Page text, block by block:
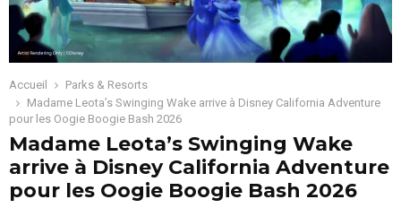
Accueil
Parks & Resorts
Madame Leota’s Swinging Wake arrive à Disney California Adventure
pour les Oogie Boogie Bash 2026
Madame Leota’s Swinging Wake
arrive à Disney California Adventure
pour les Oogie Boogie Bash 2026